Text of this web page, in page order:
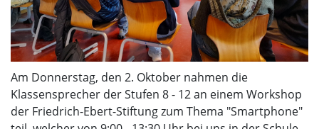
Am Donnerstag, den 2. Oktober nahmen die
Klassensprecher der Stufen 8- 12 an einem Workshop
der Friedrich-Ebert-Stiftung zum Thema "Smartphone"